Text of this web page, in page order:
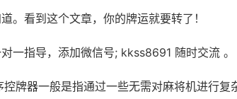
。看到这个文章，你的牌运就要转了！
一指导，添加微信号; kkss8691 随时交流 。
牌器一般是指通过一些无需对麻将机进行复